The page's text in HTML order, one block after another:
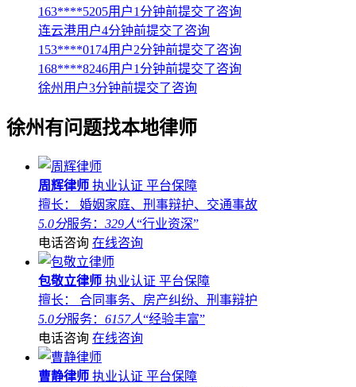
163****5205用户1分钟前提交了咨询
连云港用户4分钟前提交了咨询
153****0174用户2分钟前提交了咨询
168****8246用户1分钟前提交了咨询
徐州用户3分钟前提交了咨询
徐州有问题找本地律师
周辉律师 执业认证 平台保障
擅长： 婚姻家庭、刑事辩护、交通事故
5.0分服务： 329人“行业资深”
电话咨询 在线咨询
包敬立律师 执业认证 平台保障
擅长： 合同事务、房产纠纷、刑事辩护
5.0分服务： 6157人“经验丰富”
电话咨询 在线咨询
曹静律师 执业认证 平台保障